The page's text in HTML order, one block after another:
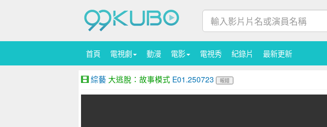
首頁 電視劇 動漫 電影 電視秀 紀錄片 最新更新
綜藝 大逃脫：故事模式 E01.250723 報錯